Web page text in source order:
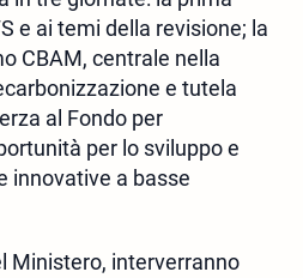
e ai temi della revisione; la
CBAM, centrale nella
e tutela
al Fondo per
per lo sviluppo e
innovative a basse
Ministero, interverranno